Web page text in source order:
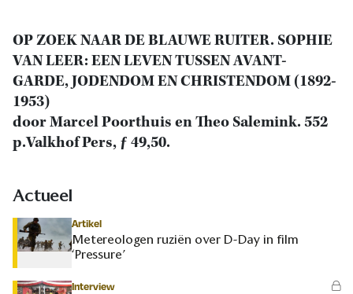
OP ZOEK NAAR DE BLAUWE RUITER. SOPHIE
VAN LEER: EEN LEVEN TUSSEN AVANT-
GARDE, JODENDOM EN CHRISTENDOM (1892-
1953)
door Marcel Poorthuis en Theo Salemink. 552
p.Valkhof Pers, ƒ 49,50.
Actueel
Artikel
Metereologen ruziën over D-Day in film
‘Pressure’
Interview